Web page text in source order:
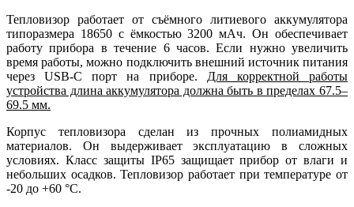
Тепловизор работает от съёмного литиевого аккумулятора
типоразмера 18650 с ёмкостью 3200 мАч. Он обеспечивает
работу прибора в течение 6 часов. Если нужно увеличить
время работы, можно подключить внешний источник питания
через USB-C порт на приборе.
Для корректной работы
устройства длина аккумулятора должна быть в пределах 67.5–
69.5 мм.
Корпус тепловизора сделан из прочных полиамидных
материалов. Он выдерживает эксплуатацию в сложных
условиях. Класс защиты IP65 защищает прибор от влаги и
небольших осадков. Тепловизор работает при температуре от
-20 до +60 °C.